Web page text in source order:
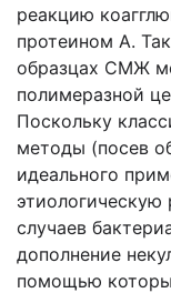
реакцию
протеином А.
образцах СМЖ
полимеразной
Поскольку
методы (посев
идеального
случаев
дополнение
помощью